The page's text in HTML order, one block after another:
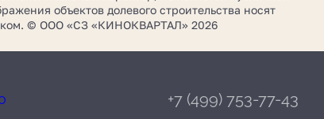
объектов долевого строительства носят
© ООО «СЗ «КИНОКВАРТАЛ» 2026
+7 (499) 753-77-43